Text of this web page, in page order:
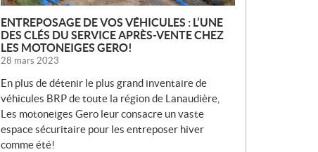
ENTREPOSAGE DE VOS VÉHICULES : L’UNE
DES CLÉS DU SERVICE APRÈS-VENTE CHEZ
LES MOTONEIGES GERO!
28 mars 2023
En plus de détenir le plus grand inventaire de
véhicules BRP de toute la région de Lanaudière,
Les motoneiges Gero leur consacre un vaste
espace sécuritaire pour les entreposer hiver
comme été!